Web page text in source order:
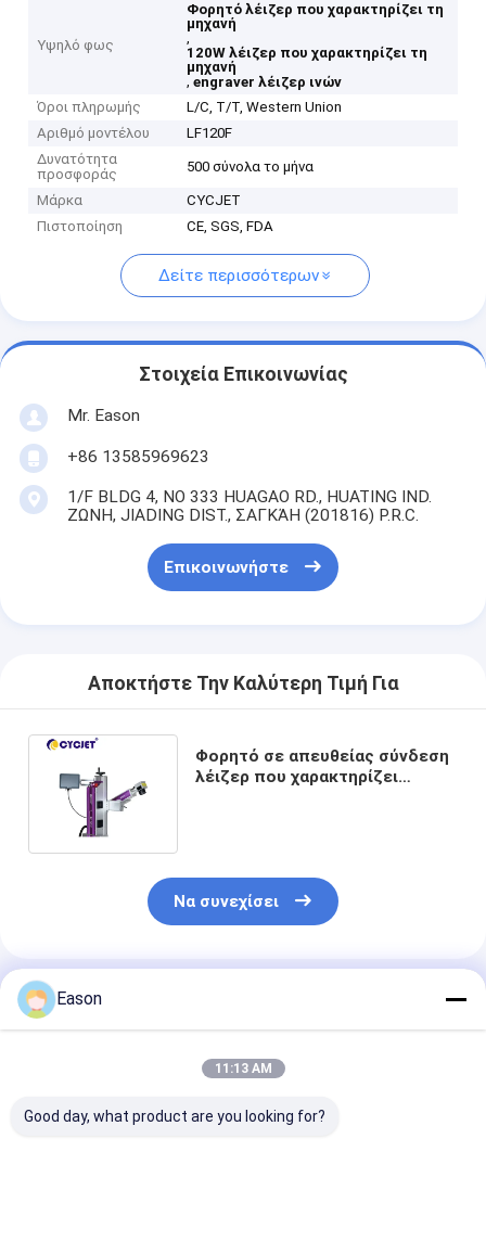
Υψηλό φως
Φορητό λέιζερ που χαρακτηρίζει τη
μηχανή
,
120W λέιζερ που χαρακτηρίζει τη
μηχανή
,engraver λέιζερ ινών
Όροι πληρωμής
L/C, T/T, Western Union
Αριθμό μοντέλου
LF120F
Δυνατότητα
προσφοράς
500 σύνολα το μήνα
Μάρκα
CYCJET
Πιστοποίηση
CE, SGS, FDA
Δείτε περισσότερων
Στοιχεία Επικοινωνίας
Mr. Eason
+86 13585969623
1/F BLDG 4, ΝΟ 333 HUAGAO RD., HUATING IND.
ΖΩΝΗ, JIADING DIST., ΣΑΓΚΆΗ (201816) P.R.C.
Επικοινωνήστε
Αποκτήστε Την Καλύτερη Τιμή Για
Φορητό σε απευθείας σύνδεση
λέιζερ που χαρακτηρίζει
Να συνεχίσει
Συνιστώμενα Προϊόντα
Eason
11:13 AM
Good day, what product are you looking for?